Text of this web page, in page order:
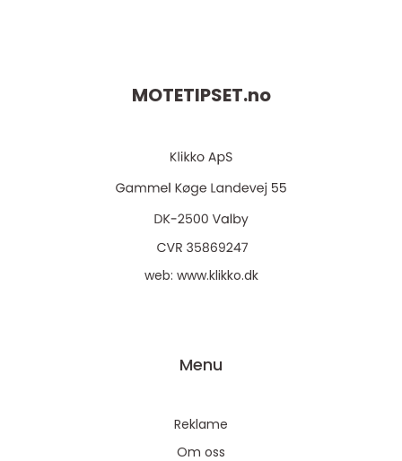
MOTETIPSET.no
web: www.klikko.dk
Menu
Reklame
Om oss